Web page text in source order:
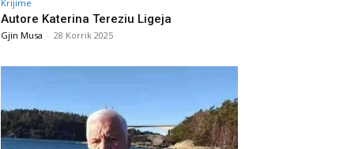
Krijime
Autore Katerina Tereziu Ligeja
Gjin Musa - 28 Korrik 2025